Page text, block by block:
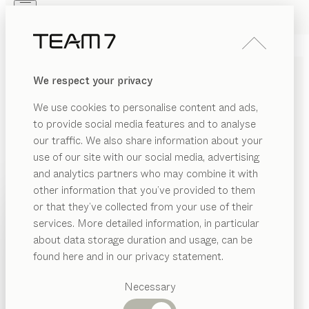
We respect your privacy
We use cookies to personalise content and ads,
to provide social media features and to analyse
our traffic. We also share information about your
use of our site with our social media, advertising
and analytics partners who may combine it with
other information that you’ve provided to them
or that they’ve collected from your use of their
services. More detailed information, in particular
about data storage duration and usage, can be
found here and in our privacy statement.
Necessary
PRODUITS
INSPIRATION
REVENDEUR
Catégories
suggérées
PRODUITS
INSPIRATION
QUI SOMMES-NOUS
REVENDEUR
SYSTÈMES DE LIT ET
MATELAS - SE REPOSER.